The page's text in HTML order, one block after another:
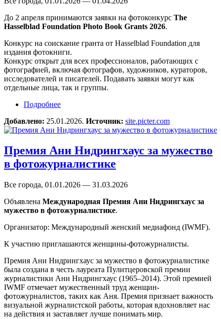
До 2 апреля принимаются заявки на фотоконкурс The
Hasselblad Foundation Photo Book Grants 2026.
Конкурс на соискание гранта от Hasselblad Foundation для
издания фотокниги.
Конкурс открыт для всех профессионалов, работающих с
фотографией, включая фотографов, художников, кураторов,
исследователей и писателей. Подавать заявки могут как
отдельные лица, так и группы.
Подробнее
Добавлено: 25.01.2026. Источник: site.picter.com
Премия Ани Нидрингхаус за мужество
в фотожурналистике
Все города, 01.01.2026 — 31.03.2026
Объявлена Международная Премия Ани Нидрингхаус за
мужество в фотожурналистике.
Организатор: Международный женский медиафонд (IWMF).
К участию приглашаются женщины-фотожурналисты.
Премия Ани Нидрингхаус за мужество в фотожурналистике
была создана в честь лауреата Пулитцеровской премии
журналистики Ани Нидрингхаус (1965–2014). Этой премией
IWMF отмечает мужественный труд женщин-
фотожурналистов, таких как Аня. Премия признает важность
визуальной журналистской работы, которая вдохновляет нас
на действия и заставляет лучше понимать мир.